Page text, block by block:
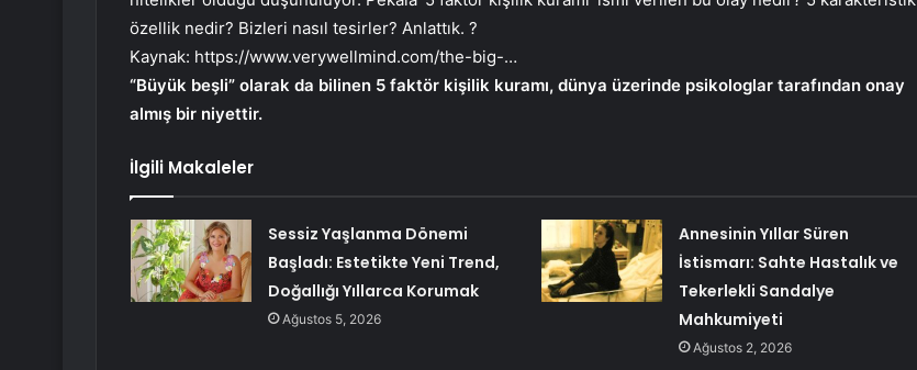
özellik nedir? Bizleri nasıl tesirler? Anlattık. ?
Kaynak: https://www.verywellmind.com/the-big-…
“Büyük beşli” olarak da bilinen 5 faktör kişilik kuramı, dünya üzerinde psikologlar tarafından onay
almış bir niyettir.
İlgili Makaleler
Sessiz Yaşlanma Dönemi
Başladı: Estetikte Yeni Trend,
Doğallığı Yıllarca Korumak
Ağustos 5, 2026
Annesinin Yıllar Süren
İstismarı: Sahte Hastalık ve
Tekerlekli Sandalye
Mahkumiyeti
Ağustos 2, 2026